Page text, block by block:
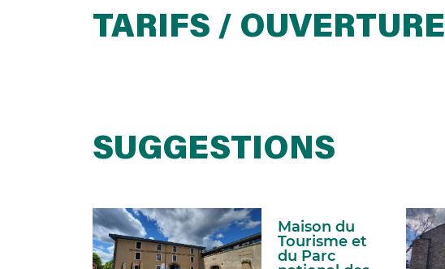
TARIFS / OUVERTURE
SUGGESTIONS
Maison du
Tourisme et
du Parc